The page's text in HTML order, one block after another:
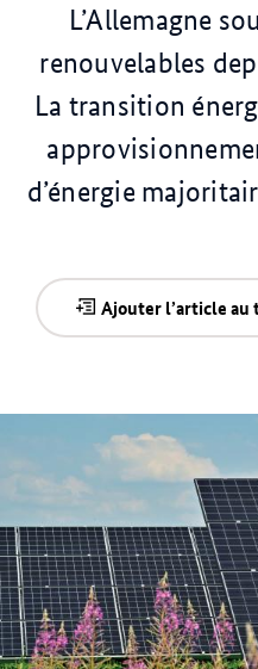
L’Allemagne
renouvelables
La transition
d’énergie
Ajouter l’article au